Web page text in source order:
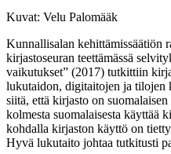
Kuvat: Velu Palomääk
Kunnallisalan kehittämissäätiön
kirjastoseuran teettämässä
vaikutukset” (2017) tutkittiin
lukutaidon, digitaitojen ja tilojen
siitä, että kirjasto on
kolmesta suomalaisesta käyttää
kohdalla kirjaston käyttö on
Hyvä lukutaito johtaa t­­utkitusti